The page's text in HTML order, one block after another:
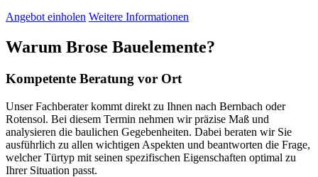
Angebot einholen Weitere Informationen
Warum Brose Bauelemente?
Kompetente Beratung vor Ort
Unser Fachberater kommt direkt zu Ihnen nach Bernbach oder
Rotensol. Bei diesem Termin nehmen wir präzise Maß und
analysieren die baulichen Gegebenheiten. Dabei beraten wir Sie
ausführlich zu allen wichtigen Aspekten und beantworten die Frage,
welcher Türtyp mit seinen spezifischen Eigenschaften optimal zu
Ihrer Situation passt.